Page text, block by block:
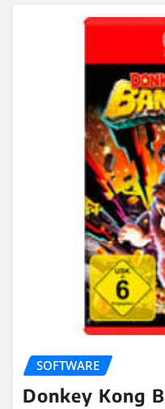
SOFTWARE
Donkey Kong